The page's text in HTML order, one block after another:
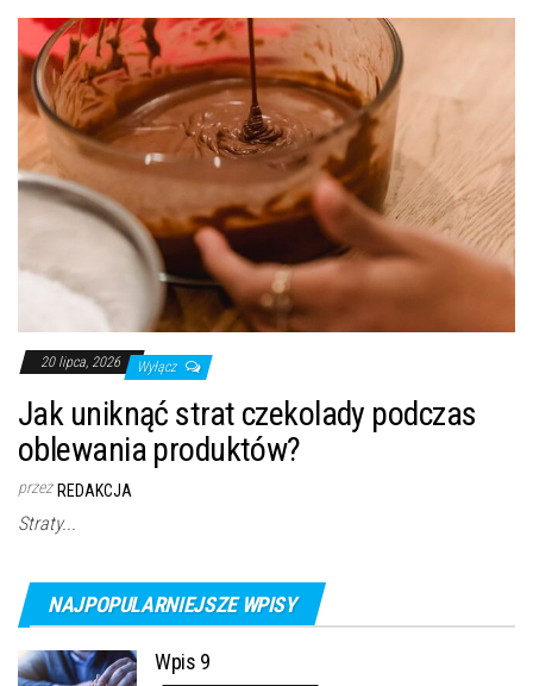
20 lipca, 2026 Wyłącz
Jak uniknąć strat czekolady podczas
oblewania produktów?
przez REDAKCJA
Straty...
NAJPOPULARNIEJSZE WPISY
Wpis 9